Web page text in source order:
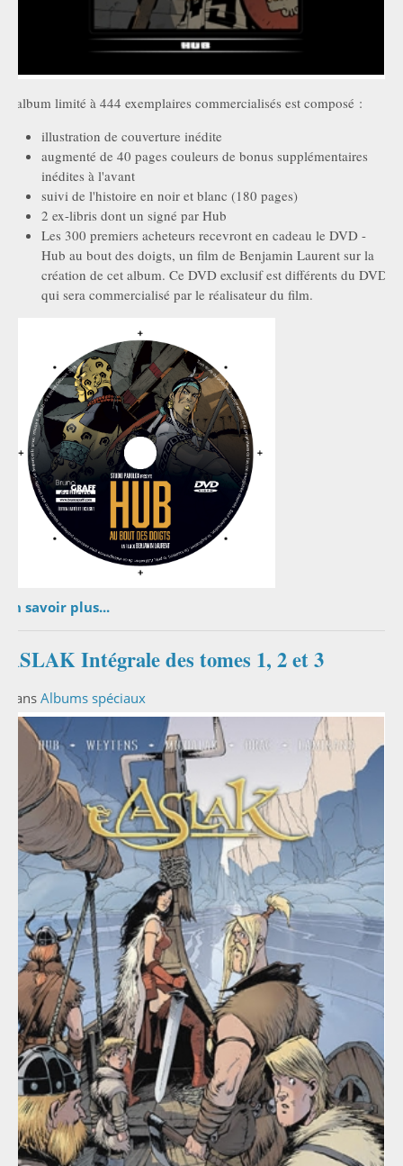
L'album limité à 444 exemplaires commercialisés est composé :
illustration de couverture inédite
augmenté de 40 pages couleurs de bonus supplémentaires
inédites à l'avant
suivi de l'histoire en noir et blanc (180 pages)
2 ex-libris dont un signé par Hub
Les 300 premiers acheteurs recevront en cadeau le DVD -
Hub au bout des doigts, un film de Benjamin Laurent sur la
création de cet album. Ce DVD exclusif est différents du DVD
qui sera commercialisé par le réalisateur du film.
En savoir plus...
ASLAK Intégrale des tomes 1, 2 et 3
Dans Albums spéciaux